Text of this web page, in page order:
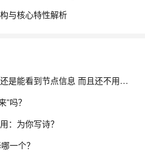
与核心特性解析
Nacos设置了security.但是访问还是能看到节点信息 而且还不用验证身份怎么办？
吗？
：为你写诗？
一个？